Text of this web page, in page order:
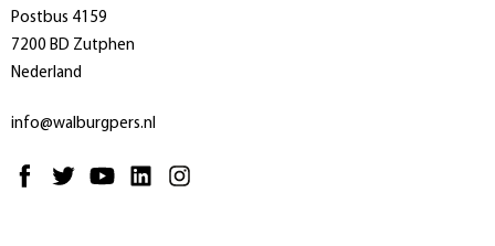
Postbus 4159
7200 BD Zutphen
Nederland
info@walburgpers.nl